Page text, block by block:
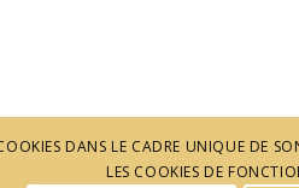
DANS LE CADRE UNIQUE DE
LES COOKIES DE